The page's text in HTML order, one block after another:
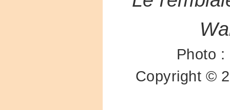
Photo
Copyright ©